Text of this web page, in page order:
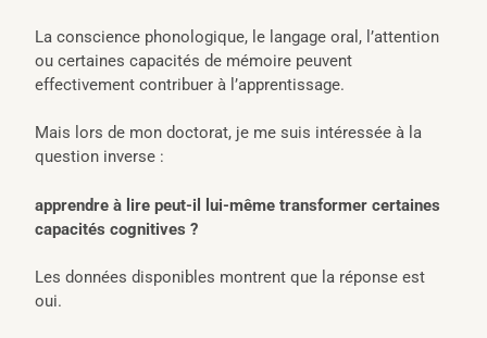
La conscience phonologique, le langage oral, l’attention
ou certaines capacités de mémoire peuvent
effectivement contribuer à l’apprentissage.
Mais lors de mon doctorat, je me suis intéressée à la
question inverse :
apprendre à lire peut-il lui-même transformer certaines
capacités cognitives ?
Les données disponibles montrent que la réponse est
oui.